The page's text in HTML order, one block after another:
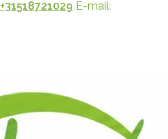
+31518721029 E-mail: